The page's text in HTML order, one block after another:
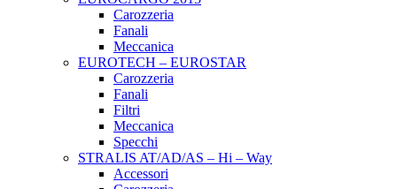
Carozzeria
Fanali
Meccanica
EUROTECH – EUROSTAR
Carozzeria
Fanali
Filtri
Meccanica
Specchi
STRALIS AT/AD/AS – Hi – Way
Accessori